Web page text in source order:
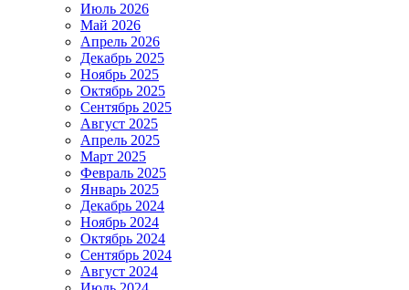
Июль 2026
Май 2026
Апрель 2026
Декабрь 2025
Ноябрь 2025
Октябрь 2025
Сентябрь 2025
Август 2025
Апрель 2025
Март 2025
Февраль 2025
Январь 2025
Декабрь 2024
Ноябрь 2024
Октябрь 2024
Сентябрь 2024
Август 2024